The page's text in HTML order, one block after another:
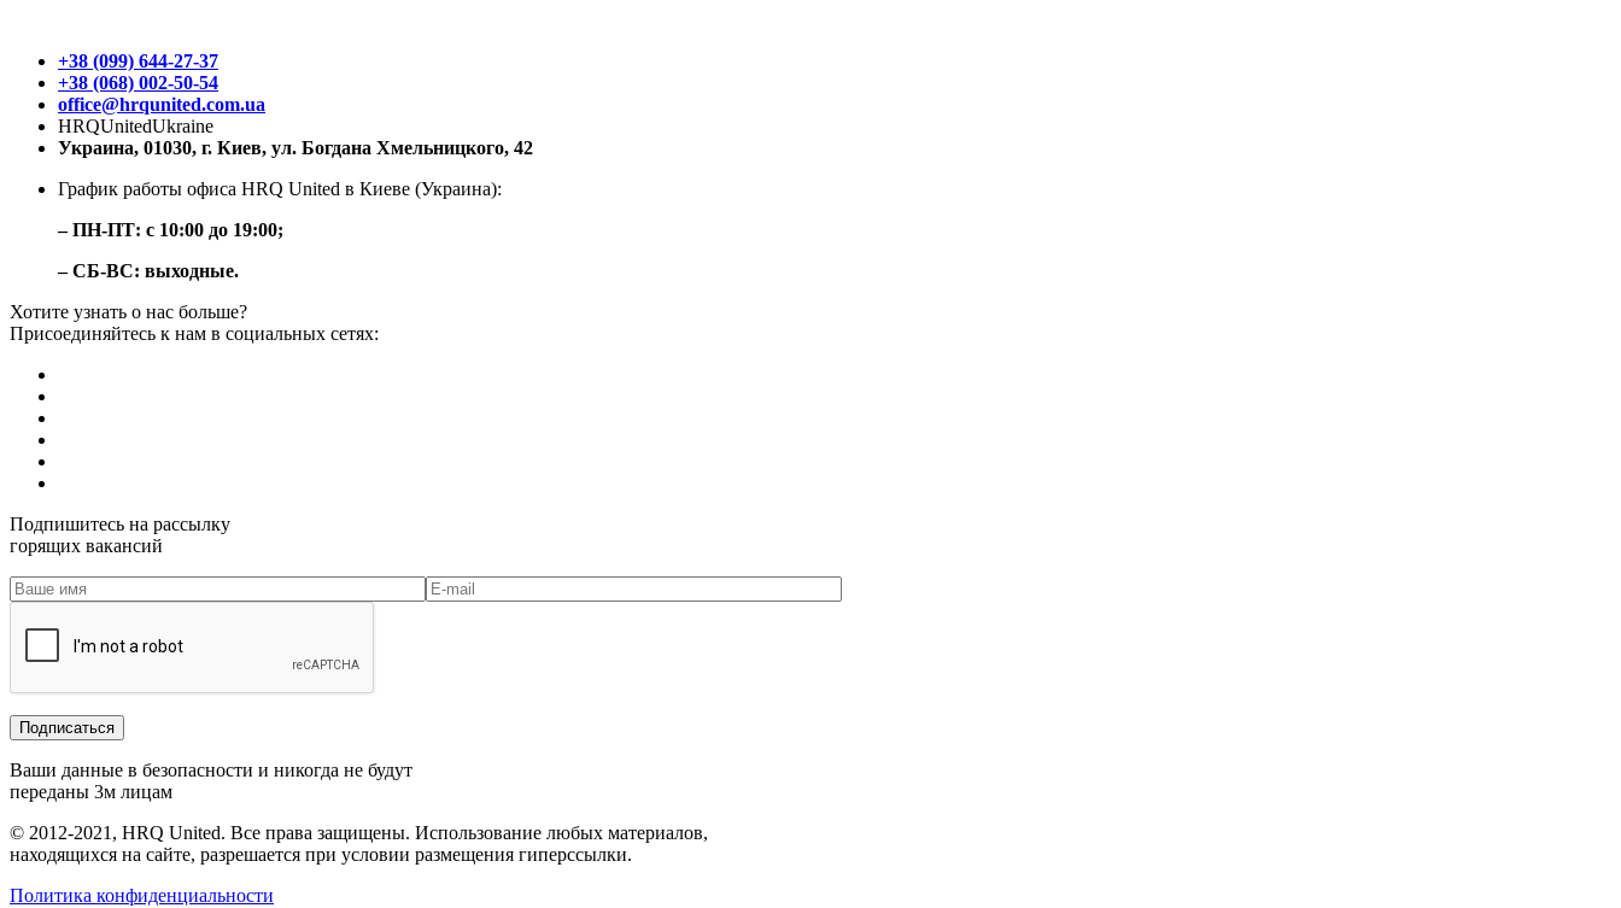
+38 (099) 644-27-37
+38 (068) 002-50-54
office@hrqunited.com.ua
HRQUnitedUkraine
Украина, 01030, г. Киев, ул. Богдана Хмельницкого, 42
График работы офиса HRQ United в Киеве (Украина):
– ПН-ПТ: с 10:00 до 19:00;
– СБ-ВС: выходные.
Хотите узнать о нас больше?
Присоединяйтесь к нам в социальных сетях:
Подпишитесь на рассылку
горящих вакансий
Ваши данные в безопасности и никогда не будут
переданы 3м лицам
© 2012-2021, HRQ United. Все права защищены. Использование любых материалов,
находящихся на сайте, разрешается при условии размещения гиперссылки.
Политика конфиденциальности